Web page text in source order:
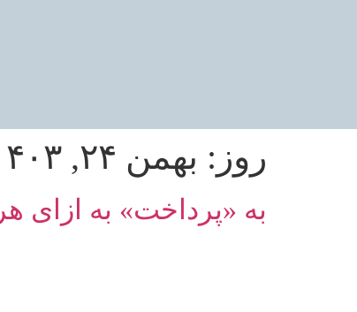
روز: بهمن ۲۴, ۱۴۰۳
به «‌پرداخت» به ازای هر سهم 343 ریال